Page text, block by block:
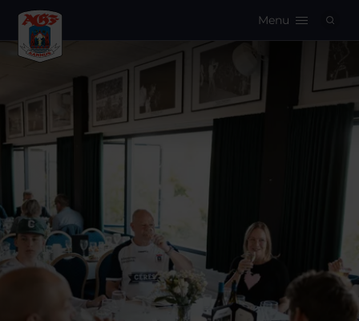
Menu